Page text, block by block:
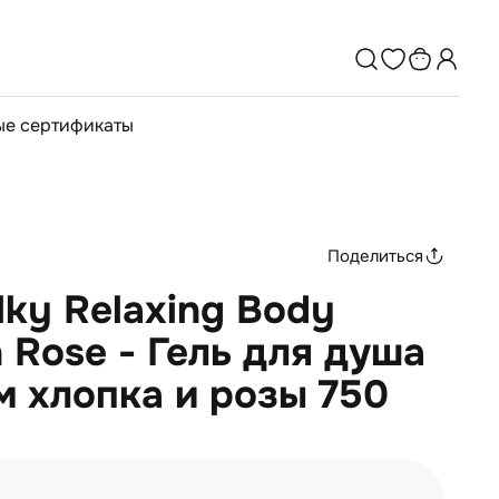
сертификаты
Поделиться
Relaxing Body
- Гель для душа
хлопка и розы 750